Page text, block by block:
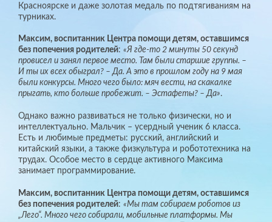
Красноярске и даже золотая медаль по подтягиваниям на
турниках.
Максим, воспитанник Центра помощи детям, оставшимся
без попечения родителей: «Я где-то 2 минуты 50 секунд
провисел и занял первое место. Там были старшие группы. –
И ты их всех обыграл? – Да. А это в прошлом году на 9 мая
были конкурсы. Много чего было: мяч вести, на скакалке
прыгать, кто больше пробежит. – Эстафеты? – Да».
Однако важно развиваться не только физически, но и
интеллектуально. Мальчик – усердный ученик 6 класса.
Есть и любимые предметы: русский, английский и
китайский языки, а также физкультура и робототехника на
трудах. Особое место в сердце активного Максима
занимает программирование.
Максим, воспитанник Центра помощи детям, оставшимся
без попечения родителей: «Мы там собираем роботов из
„Лего“. Много чего собирали, мобильные платформы. Мы